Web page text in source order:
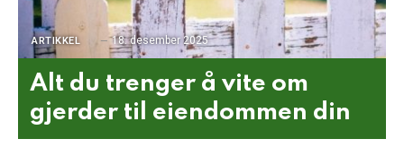
ARTIKKEL 18. desember 2025
Alt du trenger å vite om
gjerder til eiendommen din